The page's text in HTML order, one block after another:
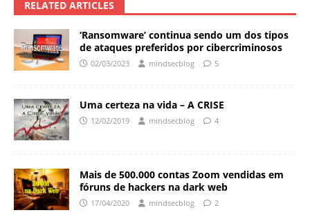
RELATED ARTICLES
‘Ransomware’ continua sendo um dos tipos
de ataques preferidos por cibercriminosos
02/03/2023 mindsecblog 5
Uma certeza na vida – A CRISE
12/02/2019 mindsecblog 4
Mais de 500.000 contas Zoom vendidas em
fóruns de hackers na dark web
17/04/2020 mindsecblog 2